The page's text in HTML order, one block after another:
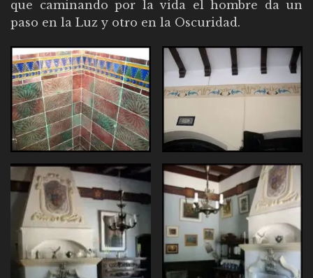
que caminando por la vida el hombre da un
paso en la Luz y otro en la Oscuridad.